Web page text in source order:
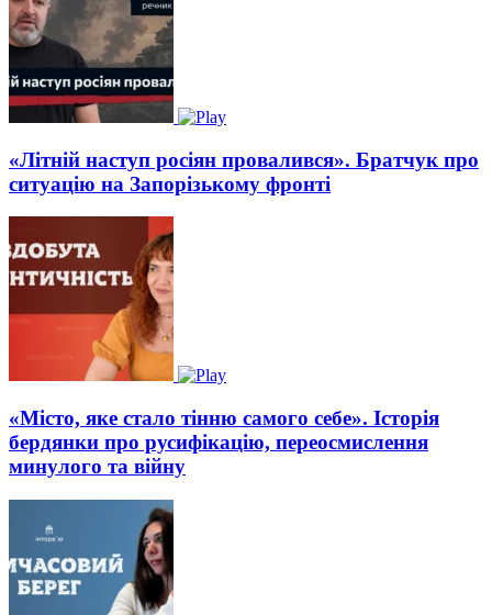
«Літній наступ росіян провалився». Братчук про
ситуацію на Запорізькому фронті
«Місто, яке стало тінню самого себе». Історія
бердянки про русифікацію, переосмислення
минулого та війну